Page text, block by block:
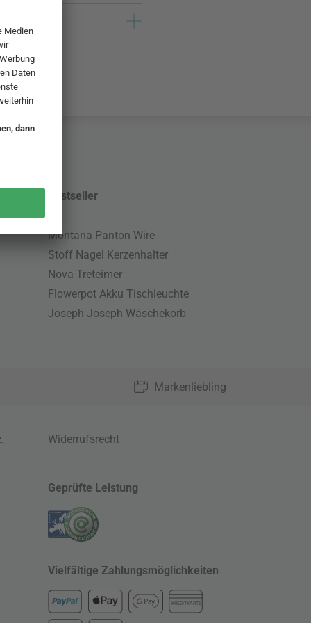
Bestseller
Montana Panton Wire
Stoff Nagel Kerzenhalter
Nova Treteimer
Flowerpot Akku Tischleuchte
Joseph Joseph Wäschekorb
Markenliebling
,
Widerrufsrecht
Geprüfte Leistung
Vielfältige Zahlungsmöglichkeiten
KREDITKARTE